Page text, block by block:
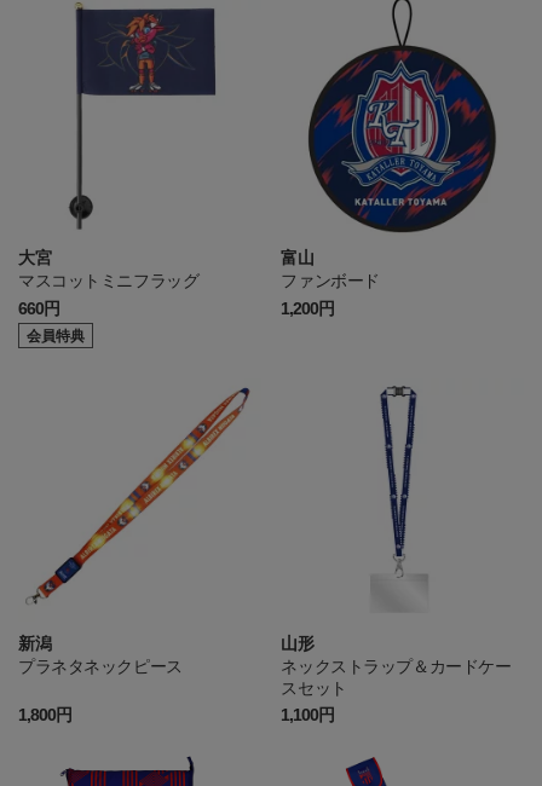
大宮
マスコットミニフラッグ
660円
会員特典
富山
ファンボード
1,200円
新潟
プラネタネックピース
1,800円
山形
ネックストラップ＆カードケー
スセット
1,100円